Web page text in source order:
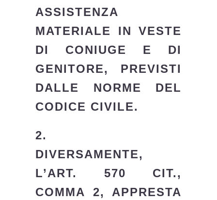
ASSISTENZA
MATERIALE IN VESTE
DI CONIUGE E DI
GENITORE, PREVISTI
DALLE NORME DEL
CODICE CIVILE.
2.
DIVERSAMENTE,
L’ART. 570 CIT.,
COMMA 2, APPRESTA